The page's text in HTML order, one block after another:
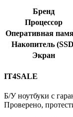
Бренд
Процессор
Оперативная
Накопитель
Экран
IT4SALE
Б/У ноутбуки с
Проверено,